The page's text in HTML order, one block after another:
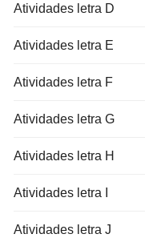
Atividades letra D
Atividades letra E
Atividades letra F
Atividades letra G
Atividades letra H
Atividades letra I
Atividades letra J